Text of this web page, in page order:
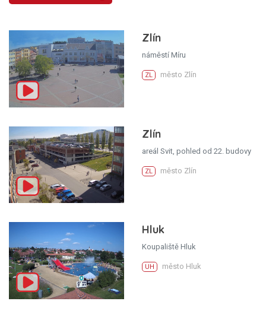
Zlín
náměstí Míru
ZL město Zlín
Zlín
areál Svit, pohled od 22. budovy
ZL město Zlín
Hluk
Koupaliště Hluk
UH město Hluk